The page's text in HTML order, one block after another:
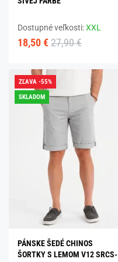
Dostupné veľkosti:XXL
18,50 € 27,90 €
ZĽAVA -55%
SKLADOM
PÁNSKE ŠEDÉ CHINOS
ŠORTKY S LEMOM V12 SRCS-